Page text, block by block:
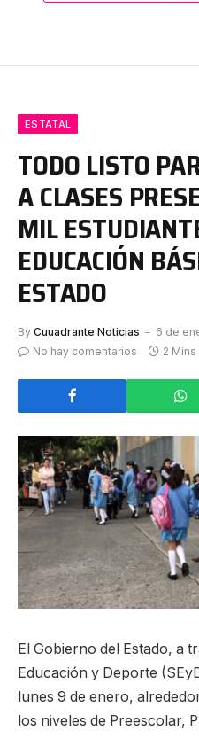
ESTATAL
TODO LISTO
A CLASES
MIL
EDUCACIÓN
ESTADO
By Cuuadrante Noticias
6 de
No hay comentarios
2 Mins
El Gobierno del Estado, a
Educación y Deporte
lunes 9 de enero,
los niveles de Preescolar,